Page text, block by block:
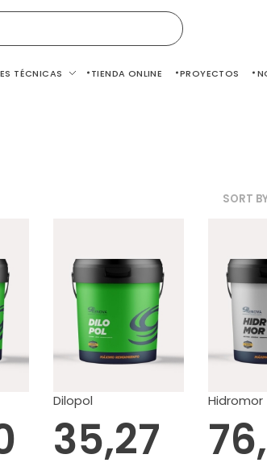
TÉCNICAS TIENDA ONLINE PROYECTOS
SORT
Dilopol
35,27
Hidromor